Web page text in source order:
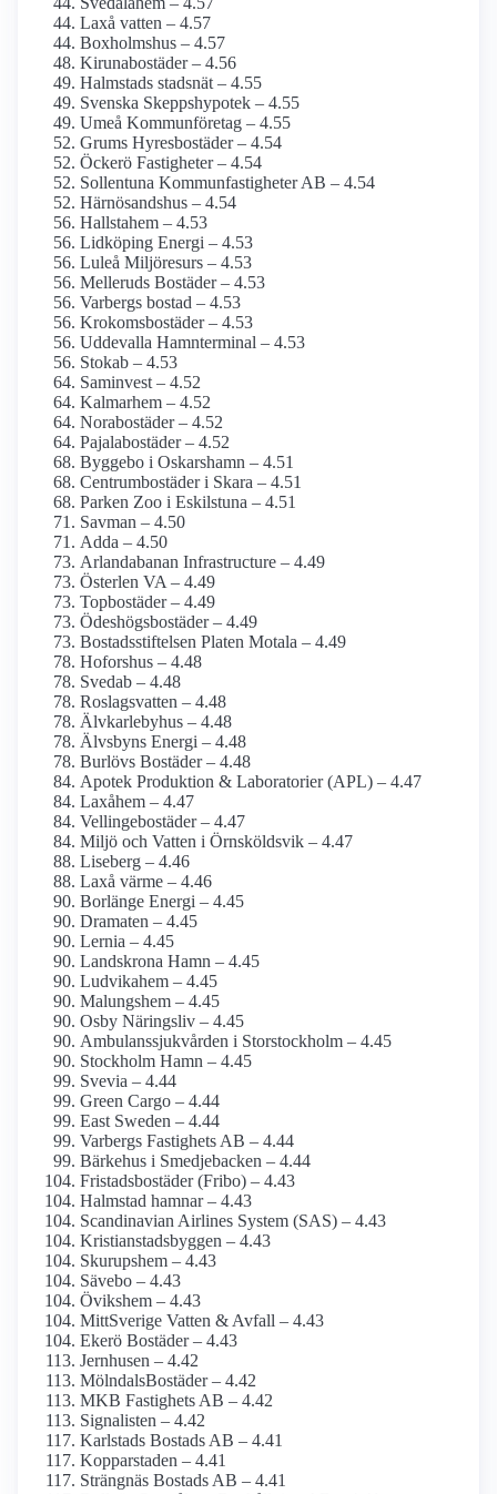
Laxå vatten – 4.57
Boxholmshus – 4.57
Kirunabostäder – 4.56
Halmstads stadsnät – 4.55
Svenska Skepps­hypotek – 4.55
Umeå Kommunföretag – 4.55
Grums Hyresbostäder – 4.54
Öckerö Fastigheter – 4.54
Sollentuna Kommunfastigheter AB – 4.54
Härnösandshus – 4.54
Hallstahem – 4.53
Lidköping Energi – 4.53
Luleå Miljöresurs – 4.53
Melleruds Bostäder – 4.53
Varbergs bostad – 4.53
Krokoms­bostäder – 4.53
Uddevalla Hamnterminal – 4.53
Stokab – 4.53
Saminvest – 4.52
Kalmarhem – 4.52
Norabostäder – 4.52
Pajala­bostäder – 4.52
Byggebo i Oskarshamn – 4.51
Centrumbostäder i Skara – 4.51
Parken Zoo i Eskilstuna – 4.51
Savman – 4.50
Adda – 4.50
Arlanda­banan Infrastructure – 4.49
Österlen VA – 4.49
Topbostäder – 4.49
Ödeshögsbostäder – 4.49
Bostadsstiftelsen Platen Motala – 4.49
Hoforshus – 4.48
Svedab – 4.48
Roslagsvatten – 4.48
Älvkarlebyhus – 4.48
Älvsbyns Energi – 4.48
Burlövs Bostäder – 4.48
Apotek Produktion & Laboratorier (APL) – 4.47
Laxåhem – 4.47
Vellingebostäder – 4.47
Miljö och Vatten i Örnsköldsvik – 4.47
Liseberg – 4.46
Laxå värme – 4.46
Borlänge Energi – 4.45
Dramaten – 4.45
Lernia – 4.45
Landskrona Hamn – 4.45
Ludvikahem – 4.45
Malungshem – 4.45
Osby Näringsliv – 4.45
Ambulanssjukvården i Storstockholm – 4.45
Stockholm Hamn – 4.45
Svevia – 4.44
Green Cargo – 4.44
East Sweden – 4.44
Varbergs Fastighets AB – 4.44
Bärkehus i Smedjebacken – 4.44
Fristadsbostäder (Fribo) – 4.43
Halmstad hamnar – 4.43
Scandinavian Airlines System (SAS) – 4.43
Kristianstadsbyggen – 4.43
Skurupshem – 4.43
Sävebo – 4.43
Övikshem – 4.43
MittSverige Vatten & Avfall – 4.43
Ekerö Bostäder – 4.43
Jernhusen – 4.42
MölndalsBostäder – 4.42
MKB Fastighets AB – 4.42
Signalisten – 4.42
Karlstads Bostads AB – 4.41
Kopparstaden – 4.41
Strängnäs Bostads AB – 4.41